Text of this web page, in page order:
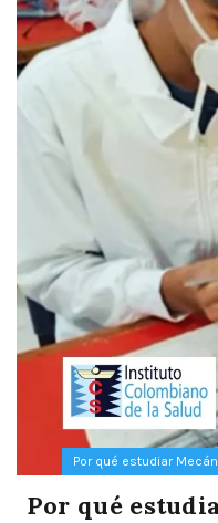
Por qué estudiar
Por qué